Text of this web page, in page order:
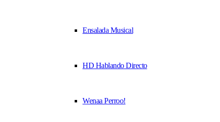
Ensalada Musical
HD Hablando Directo
Wenaa Perroo!